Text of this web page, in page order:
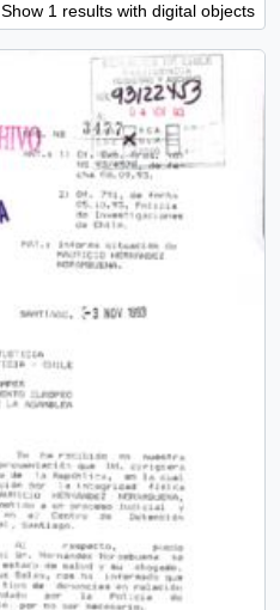
Show 1 results with digital objects